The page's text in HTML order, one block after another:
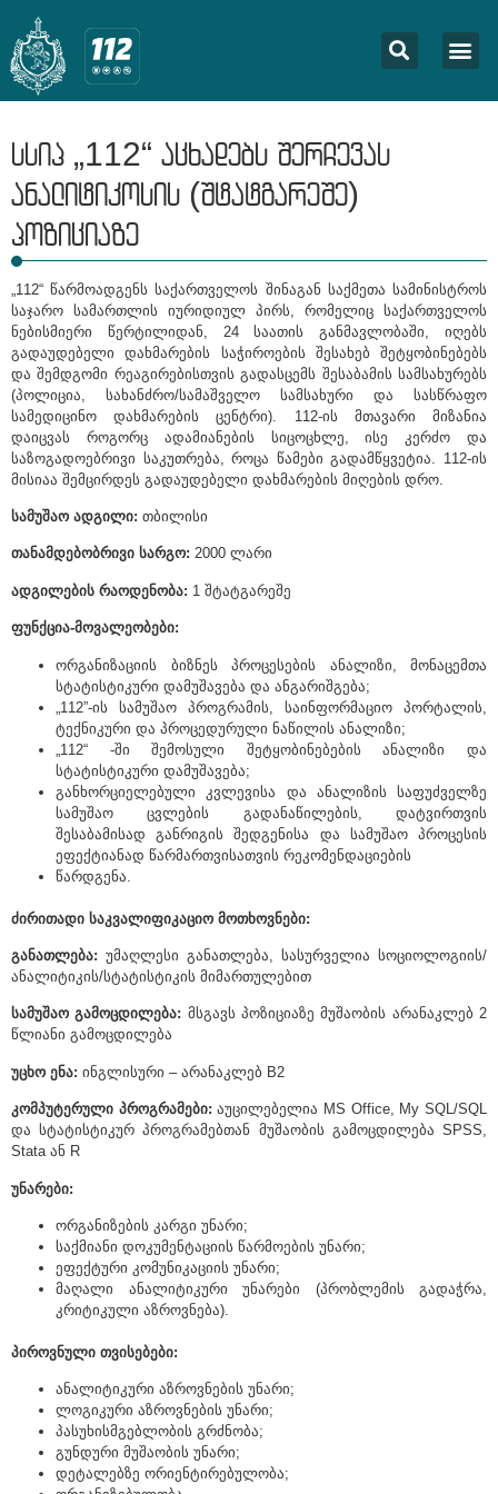
სსიპ „112“ აცხადებს შერჩევას
ანალიტიკოსის (შტატგარეშე)
პოზიციაზე
„112“ წარმოადგენს საქართველოს შინაგან საქმეთა სამინისტროს
საჯარო სამართლის იურიდიულ პირს, რომელიც საქართველოს
ნებისმიერი წერტილიდან, 24 საათის განმავლობაში, იღებს
გადაუდებელი დახმარების საჭიროების შესახებ შეტყობინებებს
და შემდგომი რეაგირებისთვის გადასცემს შესაბამის სამსახურებს
(პოლიცია, სახანძრო/სამაშველო სამსახური და სასწრაფო
სამედიცინო დახმარების ცენტრი). 112-ის მთავარი მიზანია
დაიცვას როგორც ადამიანების სიცოცხლე, ისე კერძო და
საზოგადოებრივი საკუთრება, როცა წამები გადამწყვეტია. 112-ის
მისიაა შემცირდეს გადაუდებელი დახმარების მიღების დრო.
სამუშაო ადგილი: თბილისი
თანამდებობრივი სარგო: 2000 ლარი
ადგილების რაოდენობა: 1 შტატგარეშე
ფუნქცია-მოვალეობები:
ორგანიზაციის ბიზნეს პროცესების ანალიზი, მონაცემთა
სტატისტიკური დამუშავება და ანგარიშგება;
„112”-ის სამუშაო პროგრამის, საინფორმაციო პორტალის,
ტექნიკური და პროცედურული ნაწილის ანალიზი;
„112“ -ში შემოსული შეტყობინებების ანალიზი და
სტატისტიკური დამუშავება;
განხორციელებული კვლევისა და ანალიზის საფუძველზე
სამუშაო ცვლების გადანაწილების, დატვირთვის
შესაბამისად განრიგის შედგენისა და სამუშაო პროცესის
ეფექტიანად წარმართვისათვის რეკომენდაციების
წარდგენა.
ძირითადი საკვალიფიკაციო მოთხოვნები:
განათლება: უმაღლესი განათლება, სასურველია სოციოლოგიის/
ანალიტიკის/სტატისტიკის მიმართულებით
სამუშაო გამოცდილება: მსგავს პოზიციაზე მუშაობის არანაკლებ 2
წლიანი გამოცდილება
უცხო ენა: ინგლისური – არანაკლებ B2
კომპუტერული პროგრამები:აუცილებელია MS Office, My SQL/SQL
და სტატისტიკურ პროგრამებთან მუშაობის გამოცდილება SPSS,
Stata ან R
უნარები:
ორგანიზების კარგი უნარი;
საქმიანი დოკუმენტაციის წარმოების უნარი;
ეფექტური კომუნიკაციის უნარი;
მაღალი ანალიტიკური უნარები (პრობლემის გადაჭრა,
კრიტიკული აზროვნება).
პიროვნული თვისებები:
ანალიტიკური აზროვნების უნარი;
ლოგიკური აზროვნების უნარი;
პასუხისმგებლობის გრძნობა;
გუნდური მუშაობის უნარი;
დეტალებზე ორიენტირებულობა;